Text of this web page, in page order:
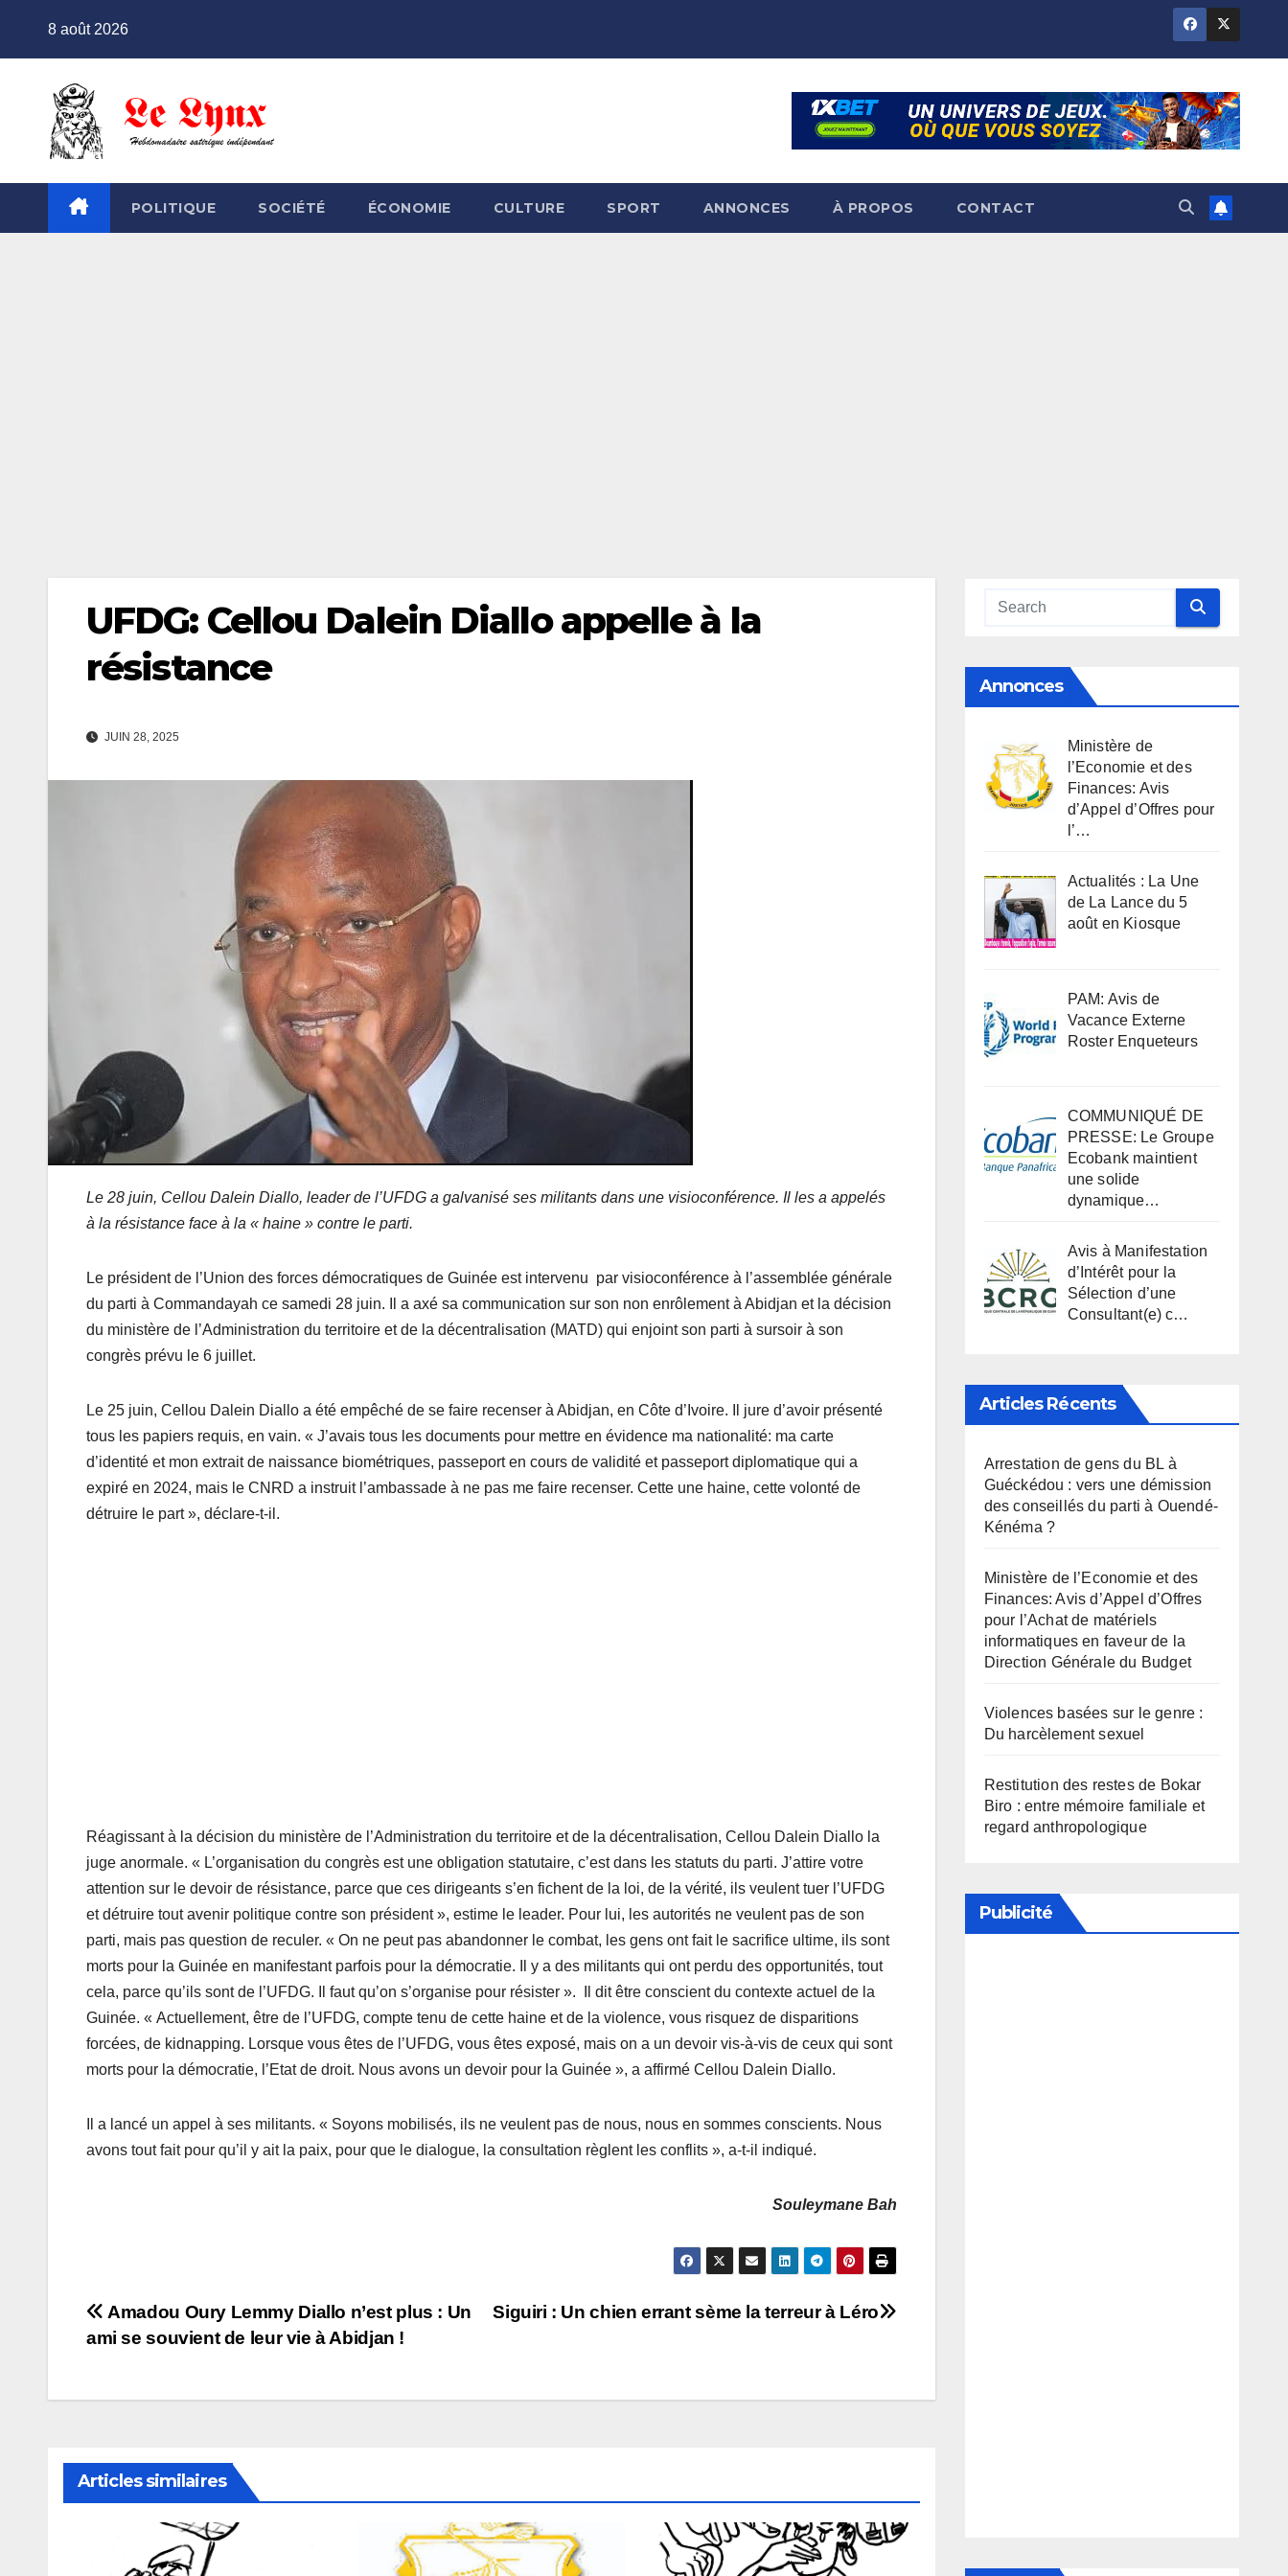
8 août 2026
POLITIQUE SOCIÉTÉ ÉCONOMIE CULTURE SPORT ANNONCES À PROPOS CONTACT
UFDG: Cellou Dalein Diallo appelle à la
résistance
JUIN 28, 2025
Le 28 juin, Cellou Dalein Diallo, leader de l’UFDG a galvanisé ses militants dans une visioconférence. Il les a appelés
à la résistance face à la « haine » contre le parti.
Le président de l’Union des forces démocratiques de Guinée est intervenu par visioconférence à l’assemblée générale
du parti à Commandayah ce samedi 28 juin. Il a axé sa communication sur son non enrôlement à Abidjan et la décision
du ministère de l’Administration du territoire et de la décentralisation (MATD) qui enjoint son parti à sursoir à son
congrès prévu le 6 juillet.
Le 25 juin, Cellou Dalein Diallo a été empêché de se faire recenser à Abidjan, en Côte d’Ivoire. Il jure d’avoir présenté
tous les papiers requis, en vain. « J’avais tous les documents pour mettre en évidence ma nationalité: ma carte
d’identité et mon extrait de naissance biométriques, passeport en cours de validité et passeport diplomatique qui a
expiré en 2024, mais le CNRD a instruit l’ambassade à ne pas me faire recenser. Cette une haine, cette volonté de
détruire le part », déclare-t-il.
Réagissant à la décision du ministère de l’Administration du territoire et de la décentralisation, Cellou Dalein Diallo la
juge anormale. « L’organisation du congrès est une obligation statutaire, c’est dans les statuts du parti. J’attire votre
attention sur le devoir de résistance, parce que ces dirigeants s’en fichent de la loi, de la vérité, ils veulent tuer l’UFDG
et détruire tout avenir politique contre son président », estime le leader. Pour lui, les autorités ne veulent pas de son
parti, mais pas question de reculer. « On ne peut pas abandonner le combat, les gens ont fait le sacrifice ultime, ils sont
morts pour la Guinée en manifestant parfois pour la démocratie. Il y a des militants qui ont perdu des opportunités, tout
cela, parce qu’ils sont de l’UFDG. Il faut qu’on s’organise pour résister ». Il dit être conscient du contexte actuel de la
Guinée. « Actuellement, être de l’UFDG, compte tenu de cette haine et de la violence, vous risquez de disparitions
forcées, de kidnapping. Lorsque vous êtes de l’UFDG, vous êtes exposé, mais on a un devoir vis-à-vis de ceux qui sont
morts pour la démocratie, l’Etat de droit. Nous avons un devoir pour la Guinée », a affirmé Cellou Dalein Diallo.
Il a lancé un appel à ses militants. « Soyons mobilisés, ils ne veulent pas de nous, nous en sommes conscients. Nous
avons tout fait pour qu’il y ait la paix, pour que le dialogue, la consultation règlent les conflits », a-t-il indiqué.
Souleymane Bah
Navigation
l’article
Siguiri : Un chien errant sème la terreur à Léro
Amadou Oury Lemmy Diallo n’est plus : Un
ami se souvient de leur vie à Abidjan !
Articles similaires
Annonces
Ministère de
l’Economie et des
Finances: Avis
d’Appel d’Offres pour
l’…
Actualités : La Une
de La Lance du 5
août en Kiosque
PAM: Avis de
Vacance Externe
Roster Enqueteurs
COMMUNIQUÉ DE
PRESSE: Le Groupe
Ecobank maintient
une solide
dynamique…
Avis à Manifestation
d’Intérêt pour la
Sélection d’une
Consultant(e) c…
Articles Récents
Arrestation de gens du BL à
Guéckédou : vers une démission
des conseillés du parti à Ouendé-
Kénéma ?
Ministère de l’Economie et des
Finances: Avis d’Appel d’Offres
pour l’Achat de matériels
informatiques en faveur de la
Direction Générale du Budget
Violences basées sur le genre :
Du harcèlement sexuel
Restitution des restes de Bokar
Biro : entre mémoire familiale et
regard anthropologique
Publicité